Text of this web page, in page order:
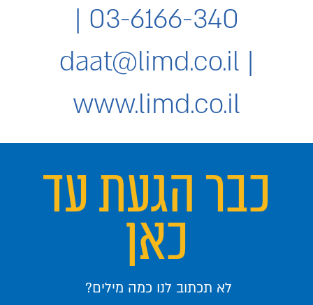
03-6166-340 |
daat@limd.co.il |
www.limd.co.il
כבר הגעת עד
כאן
לא תכתוב לנו כמה מילים?